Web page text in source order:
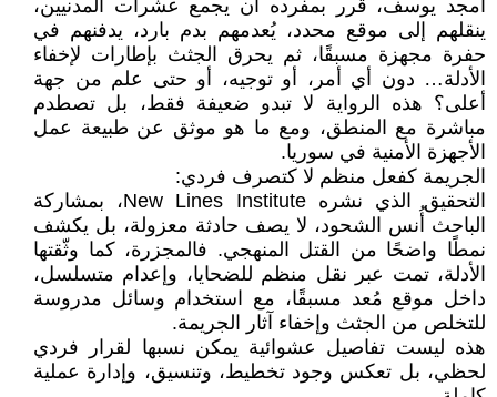
أمجد يوسف، قرر بمفرده أن يجمع عشرات المدنيين،
ينقلهم إلى موقع محدد، يُعدمهم بدم بارد، يدفنهم في
حفرة مجهزة مسبقًا، ثم يحرق الجثث بإطارات لإخفاء
الأدلة… دون أي أمر، أو توجيه، أو حتى علم من جهة
أعلى؟ هذه الرواية لا تبدو ضعيفة فقط، بل تصطدم
مباشرة مع المنطق، ومع ما هو موثق عن طبيعة عمل
الأجهزة الأمنية في سوريا.
الجريمة كفعل منظم لا كتصرف فردي:
التحقيق الذي نشره New Lines Institute، بمشاركة
الباحث أُنس الشحود، لا يصف حادثة معزولة، بل يكشف
نمطًا واضحًا من القتل المنهجي. فالمجزرة، كما وثّقتها
الأدلة، تمت عبر نقل منظم للضحايا، وإعدام متسلسل،
داخل موقع مُعد مسبقًا، مع استخدام وسائل مدروسة
للتخلص من الجثث وإخفاء آثار الجريمة.
هذه ليست تفاصيل عشوائية يمكن نسبها لقرار فردي
لحظي، بل تعكس وجود تخطيط، وتنسيق، وإدارة عملية